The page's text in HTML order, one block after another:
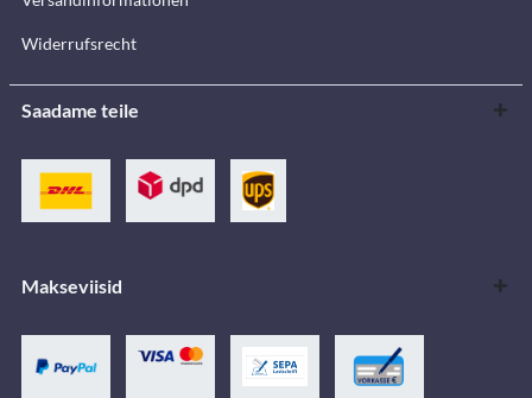
Widerrufsrecht
Saadame teile
Makseviisid